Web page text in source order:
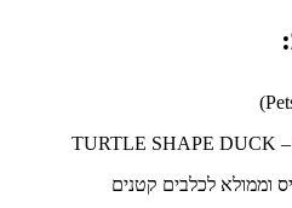
וממולא לכלבים קטנים